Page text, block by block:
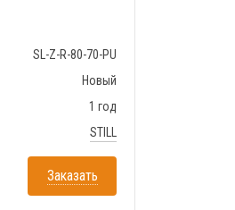
SL-Z-R-80-70-PU
Новый
1 год
STILL
Заказать